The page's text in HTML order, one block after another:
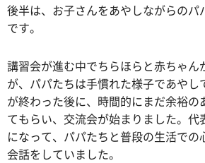
後半は、お子さんをあやしながらのパ
です。
講習会が進む中でちらほらと赤ちゃん
が、パパたちは手慣れた様子であやし
が終わった後に、時間的にまだ余裕の
てもらい、交流会が始まりました。代
になって、パパたちと普段の生活での
会話をしていました。